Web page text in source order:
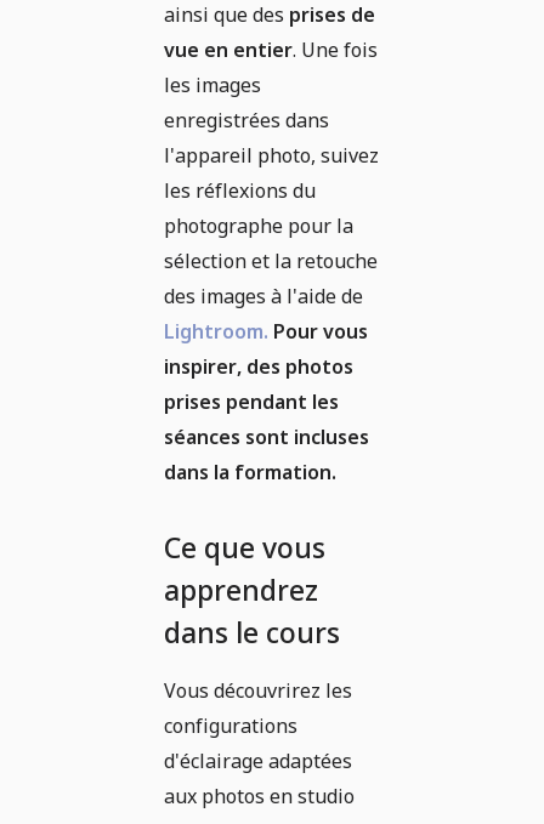
ainsi que des prises de
vue en entier. Une fois
les images
enregistrées dans
l'appareil photo, suivez
les réflexions du
photographe pour la
sélection et la retouche
des images à l'aide de
Lightroom. Pour vous
inspirer, des photos
prises pendant les
séances sont incluses
dans la formation.
Ce que vous
apprendrez
dans le cours
Vous découvrirez les
configurations
d'éclairage adaptées
aux photos en studio